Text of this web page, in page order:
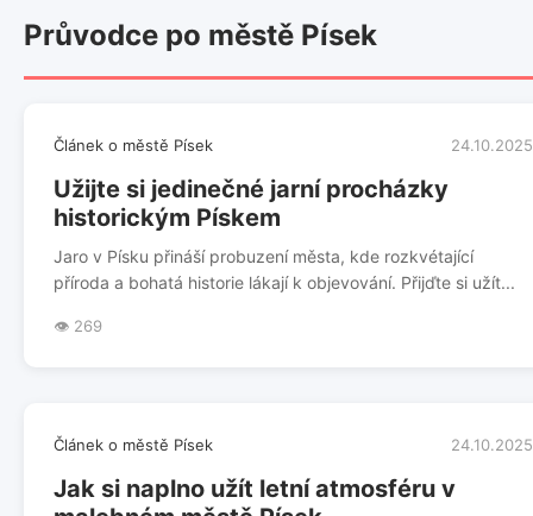
Průvodce po městě Písek
Článek o městě Písek 24.10.2025
Užijte si jedinečné jarní procházky
historickým Pískem
Jaro v Písku přináší probuzení města, kde rozkvétající
příroda a bohatá historie lákají k objevování. Přijďte si užít...
👁️ 269
Článek o městě Písek 24.10.2025
Jak si naplno užít letní atmosféru v